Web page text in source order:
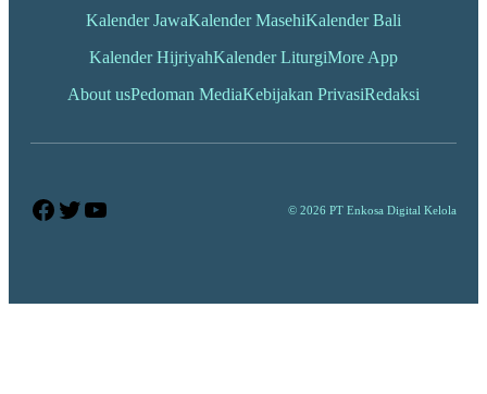
Kalender JawaKalender MasehiKalender Bali
Kalender HijriyahKalender LiturgiMore App
About usPedoman MediaKebijakan PrivasiRedaksi
Facebook
Twitter
YouTube © 2026 PT Enkosa Digital Kelola